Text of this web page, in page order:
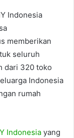
Indonesia
memberikan
seluruh
dari 320 toko
Indonesia
rumah
Indonesia yang